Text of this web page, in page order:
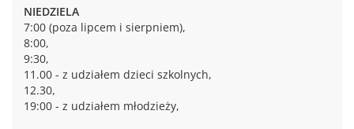
NIEDZIELA
7:00 (poza lipcem i sierpniem),
8:00,
9:30,
11.00 - z udziałem dzieci szkolnych,
12.30,
19:00 - z udziałem młodzieży,